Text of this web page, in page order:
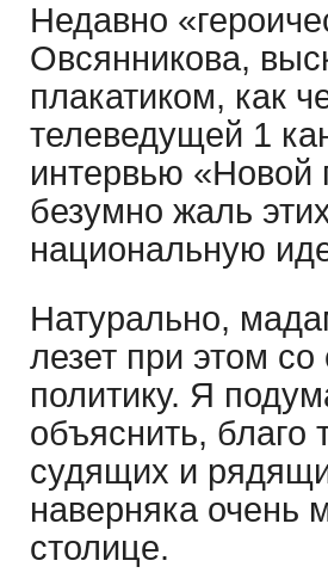
Недавно
Овсянникова,
плакатиком, как
телеведущей 1
интервью «Новой
безумно жаль
национальную
Натурально,
лезет при этом
политику. Я
объяснить,
судящих и
наверняка очень
столице.